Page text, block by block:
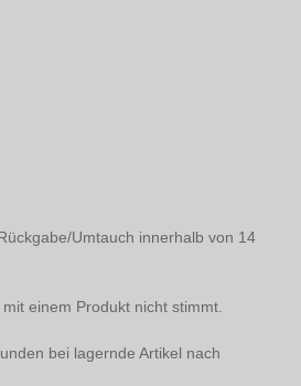
Umtauch innerhalb von 14
einem Produkt nicht stimmt.
bei lagernde Artikel nach